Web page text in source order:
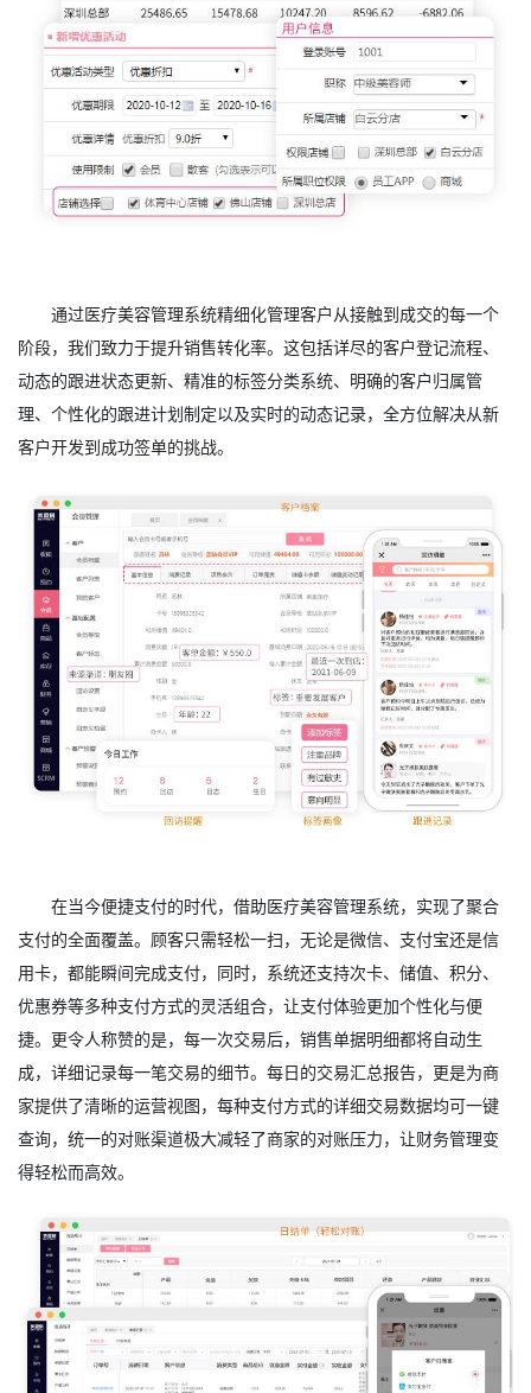
通过医疗美容管理系统精细化管理客户从接触到成交的每一个
阶段，我们致力于提升销售转化率。这包括详尽的客户登记流程、
动态的跟进状态更新、精准的标签分类系统、明确的客户归属管
理、个性化的跟进计划制定以及实时的动态记录，全方位解决从新
客户开发到成功签单的挑战。
在当今便捷支付的时代，借助医疗美容管理系统，实现了聚合
支付的全面覆盖。顾客只需轻松一扫，无论是微信、支付宝还是信
用卡，都能瞬间完成支付，同时，系统还支持次卡、储值、积分、
优惠券等多种支付方式的灵活组合，让支付体验更加个性化与便
捷。更令人称赞的是，每一次交易后，销售单据明细都将自动生
成，详细记录每一笔交易的细节。每日的交易汇总报告，更是为商
家提供了清晰的运营视图，每种支付方式的详细交易数据均可一键
查询，统一的对账渠道极大减轻了商家的对账压力，让财务管理变
得轻松而高效。